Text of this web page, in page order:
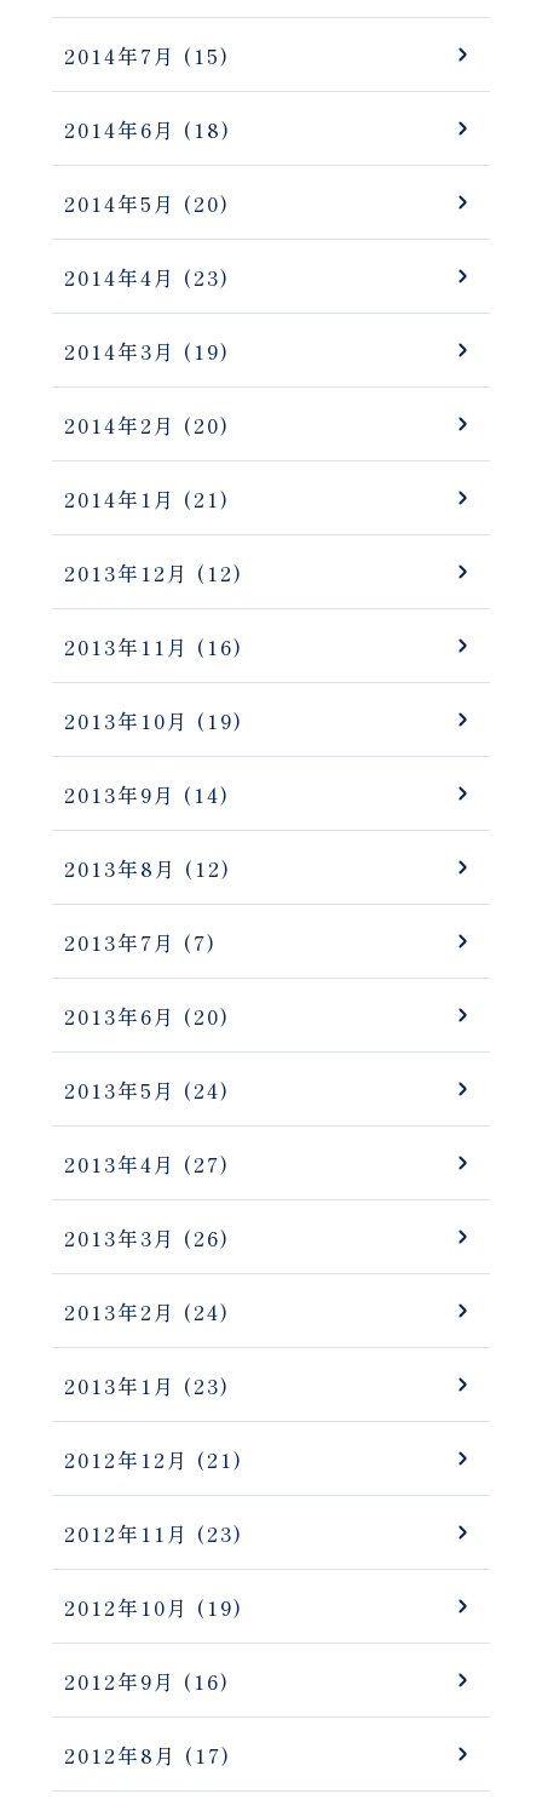
2014年7月 (15)
2014年6月 (18)
2014年5月 (20)
2014年4月 (23)
2014年3月 (19)
2014年2月 (20)
2014年1月 (21)
2013年12月 (12)
2013年11月 (16)
2013年10月 (19)
2013年9月 (14)
2013年8月 (12)
2013年7月 (7)
2013年6月 (20)
2013年5月 (24)
2013年4月 (27)
2013年3月 (26)
2013年2月 (24)
2013年1月 (23)
2012年12月 (21)
2012年11月 (23)
2012年10月 (19)
2012年9月 (16)
2012年8月 (17)